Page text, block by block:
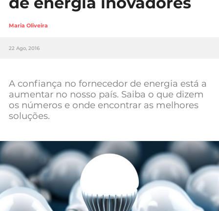
Lifestyle
Sociedade
Negócios
Mundial 2026
Maria Oliveira
22 Ago, 2016
A confiança no fornecedor de energia está a
aumentar no nosso país. Saiba o que dizem
os números e onde encontrar as melhores
soluções.